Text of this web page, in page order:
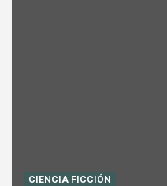
CIENCIA FICCIÓN